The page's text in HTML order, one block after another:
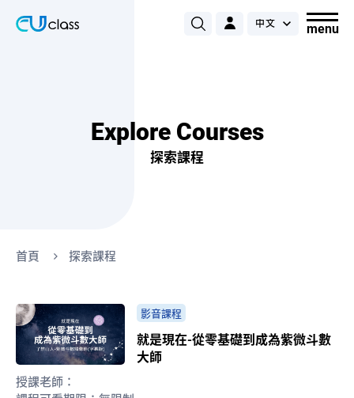
Explore Courses
探索課程
首頁 探索課程
影音課程
就是現在-從零基礎到成為紫微斗數
大師
授課老師：